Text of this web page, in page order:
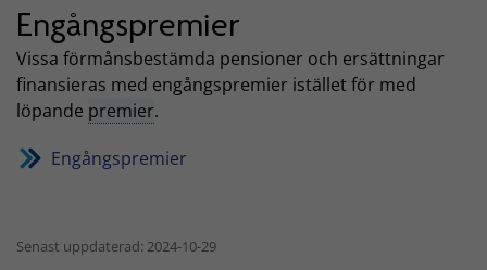
Engångspremier
Vissa förmånsbestämda pensioner och ersättningar
finansieras med engångspremier istället för med
löpande premier.
Engångspremier
Senast uppdaterad: 2024-10-29